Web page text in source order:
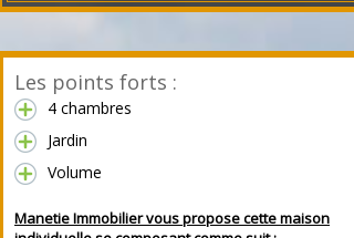
Les points forts :
4 chambres
Jardin
Volume
Manetie Immobilier vous propose cette maison